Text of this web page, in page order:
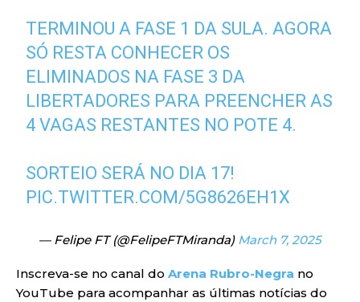
TERMINOU A FASE 1 DA SULA. AGORA
SÓ RESTA CONHECER OS
ELIMINADOS NA FASE 3 DA
LIBERTADORES PARA PREENCHER AS
4 VAGAS RESTANTES NO POTE 4.
SORTEIO SERÁ NO DIA 17!
PIC.TWITTER.COM/5G8626EH1X
— Felipe FT (@FelipeFTMiranda) March 7, 2025
Inscreva-se no canal do Arena Rubro-Negra no
YouTube para acompanhar as últimas notícias do